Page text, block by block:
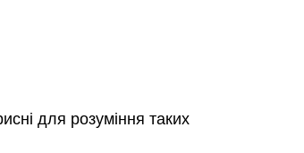
для розуміння таких